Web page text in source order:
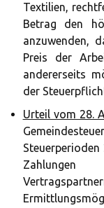
Textilien,
Betrag den
anzuwenden,
Preis der
andererseits
der
Urteil vom 28.
Zahlungen